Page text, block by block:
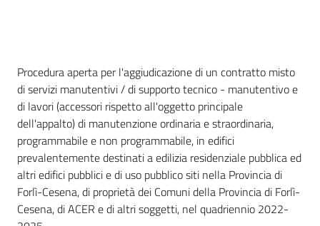
English
site
Seguici
su
Dati del bando
Procedura aperta per l'aggiudicazione di un contratto misto
di servizi manutentivi / di supporto tecnico - manutentivo e
di lavori (accessori rispetto all'oggetto principale
dell'appalto) di manutenzione ordinaria e straordinaria,
programmabile e non programmabile, in edifici
prevalentemente destinati a edilizia residenziale pubblica ed
altri edifici pubblici e di uso pubblico siti nella Provincia di
Forlì-Cesena, di proprietà dei Comuni della Provincia di Forlì-
Cesena, di ACER e di altri soggetti, nel quadriennio 2022-